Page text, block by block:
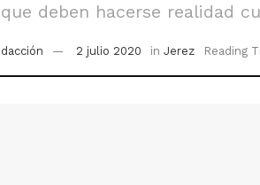
deben hacerse realidad
2 julio 2020 in Jerez Reading